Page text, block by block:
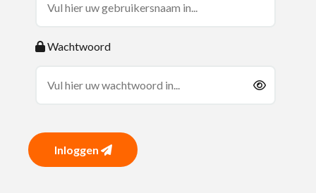
Wachtwoord
Inloggen